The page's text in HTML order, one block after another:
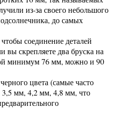
из-за своего небольшого
до самых
соединение деталей
скрепляете два бруска на
минимум 76 мм, можно и 90
цвета (самые часто
мм, 4,2 мм, 4,8 мм, что